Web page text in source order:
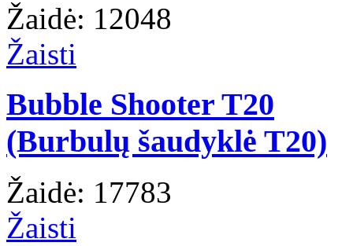
Žaidė: 12048
Žaisti
Bubble Shooter T20
(Burbulų šaudyklė T20)
Žaidė: 17783
Žaisti